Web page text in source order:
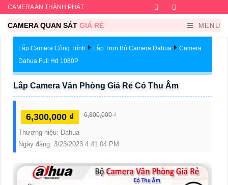
CAMERA AN THÀNH PHÁT Facebook
CAMERA QUAN SÁT GIÁ RẺ MENU
Lắp Camera Công Trình Lắp Trọn Bộ Camera Dahua
Camera
Dahua Full Hd 1080P
Lắp Camera Văn Phòng Giá Rẻ Có Thu Âm
6,300,000 ₫ 6,800,000 ₫
Thương hiệu: Dahua
Ngày đăng: 3/23/2023 4:41:04 PM